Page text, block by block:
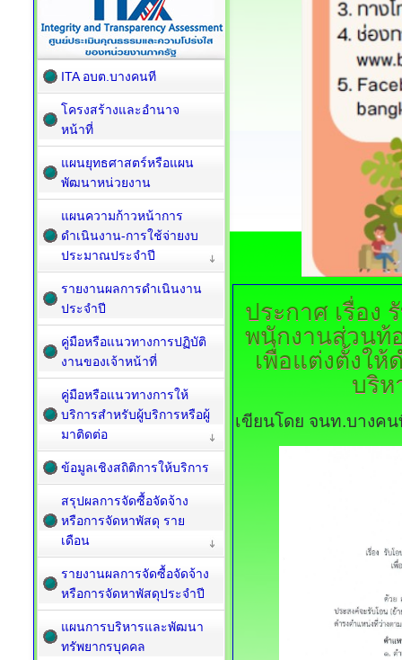
ประกาศ เรื่อง
พนักงานส่วนท้
เพื่อแต่งตั้งให้
บริห
เขียนโดย จนท.บางค
ITA อบต.บางคนที
โครงสร้างและอำนาจ
หน้าที่
แผนยุทธศาสตร์หรือแผน
พัฒนาหน่วยงาน
แผนความก้าวหน้าการ
ดำเนินงาน-การใช้จ่ายงบ
ประมาณประจำปี
รายงานผลการดำเนินงาน
ประจำปี
คู่มือหรือแนวทางการปฏิบัติ
งานของเจ้าหน้าที่
คู่มือหรือแนวทางการให้
บริการสำหรับผู้บริการหรือผู้
มาติดต่อ
ข้อมูลเชิงสถิติการให้บริการ
สรุปผลการจัดซื้อจัดจ้าง
หรือการจัดหาพัสดุ ราย
เดือน
รายงานผลการจัดซื้อจัดจ้าง
หรือการจัดหาพัสดุประจำปี
แผนการบริหารและพัฒนา
ทรัพยากรบุคคล